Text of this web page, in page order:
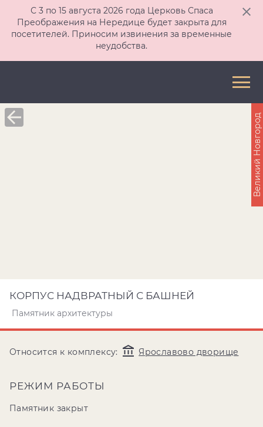
С 3 по 15 августа 2026 года Церковь Спаса
Преображения на Нередице будет закрыта для
посетителей. Приносим извинения за временные
неудобства.
КОРПУС НАДВРАТНЫЙ С БАШНЕЙ
Памятник архитектуры
Относится к комплексу: Ярославово дворище
РЕЖИМ РАБОТЫ
Памятник закрыт
Великий Новгород